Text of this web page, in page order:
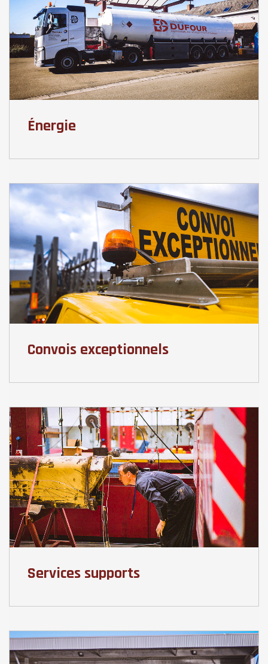
Énergie
Convois exceptionnels
Services supports